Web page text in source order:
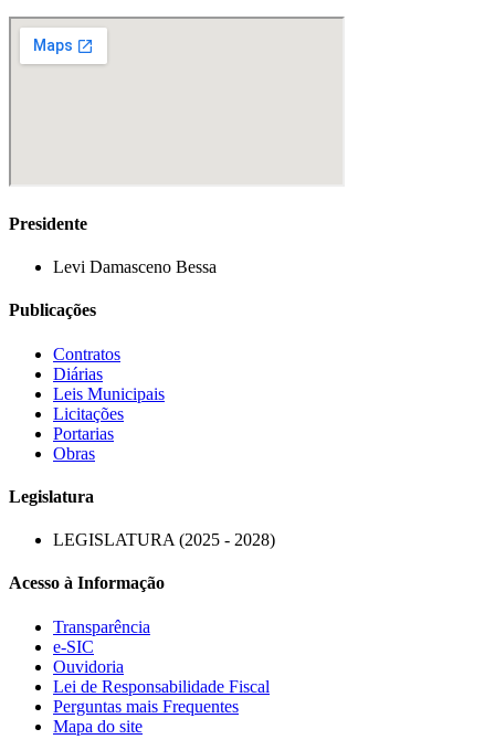
Presidente
Levi Damasceno Bessa
Publicações
Contratos
Diárias
Leis Municipais
Licitações
Portarias
Obras
Legislatura
LEGISLATURA (2025 - 2028)
Acesso à Informação
Transparência
e-SIC
Ouvidoria
Lei de Responsabilidade Fiscal
Perguntas mais Frequentes
Mapa do site